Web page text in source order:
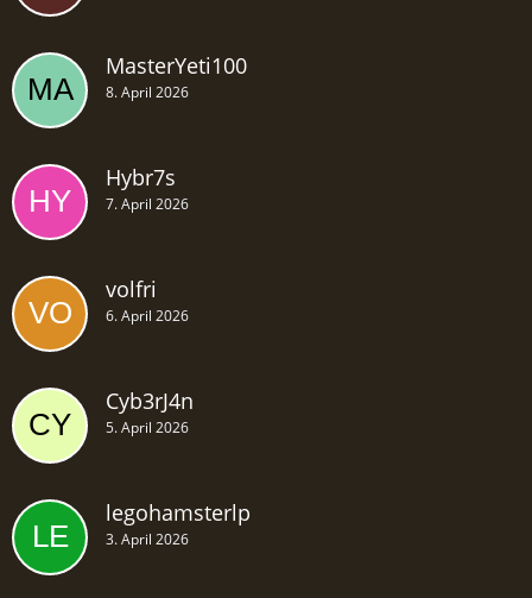
MasterYeti100
8. April 2026
Hybr7s
7. April 2026
volfri
6. April 2026
Cyb3rJ4n
5. April 2026
legohamsterlp
3. April 2026